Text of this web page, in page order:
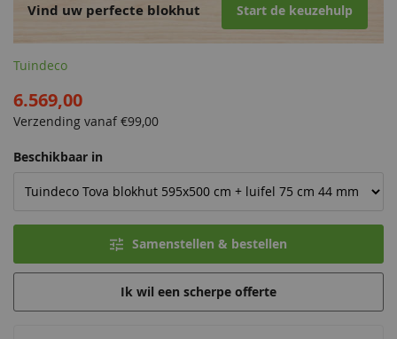
Vind uw perfecte blokhut Start de keuzehulp
Tuindeco
6.569,00
Verzending vanaf €99,00
Beschikbaar in
Samenstellen & bestellen
Ik wil een scherpe offerte